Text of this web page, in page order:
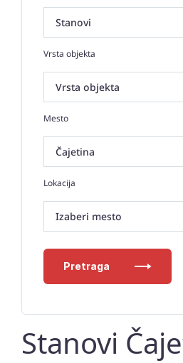
Vrsta objekta
Mesto
Lokacija
Izaberi mesto
Pretraga
Stanovi